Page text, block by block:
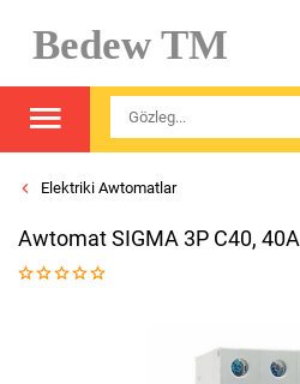
Bedew TM
Elektriki Awtomatlar
Awtomat SIGMA 3P C40, 40A